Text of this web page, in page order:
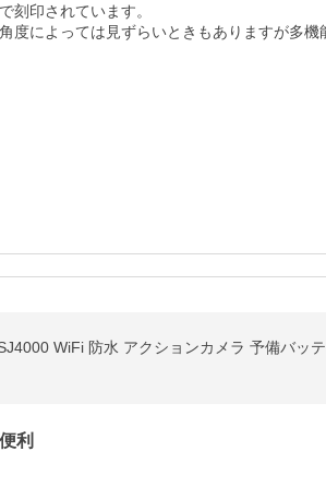
刻印されています。
度によっては見ずらいときもありますが多機
利